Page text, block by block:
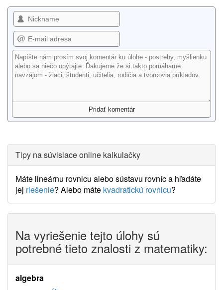
Tipy na súvisiace online kalkulačky
Máte lineárnu rovnicu alebo sústavu rovníc a hľadáte
jej riešenie? Alebo máte kvadratickú rovnicu?
Na vyriešenie tejto úlohy sú
potrebné tieto znalosti z matematiky:
algebra